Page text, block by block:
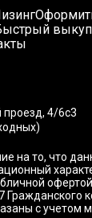
выкуп
проезд, 4/6с3
на то, что
с учетом